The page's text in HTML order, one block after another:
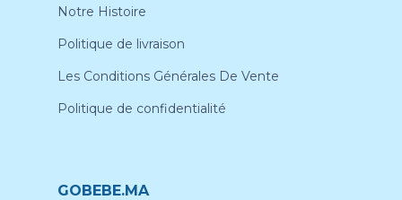
Notre Histoire
Politique de livraison
Les Conditions Générales De Vente
Politique de confidentialité
GOBEBE.MA